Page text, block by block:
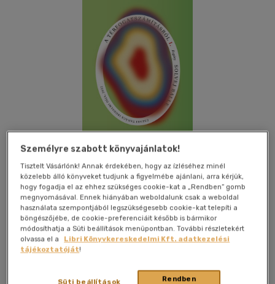
Kívánságlistához adom Megosztom
Park Könyvkiadó|2025|magyar nyelvű|füles, kartonált
176 oldal
Személyre szabott könyvajánlatok!
Tisztelt Vásárlónk! Annak érdekében, hogy az ízléséhez minél
közelebb álló könyveket tudjunk a figyelmébe ajánlani, arra kérjük,
hogy fogadja el az ehhez szükséges cookie-kat a „Rendben” gomb
megnyomásával. Ennek hiányában weboldalunk csak a weboldal
használata szempontjából legszükségesebb cookie-kat telepíti a
böngészőjébe, de cookie-preferenciáit később is bármikor
módosíthatja a Süti beállítások menüpontban. További részletekért
olvassa el a
Libri Könyvkereskedelmi Kft. adatkezelési
tájékoztatóját!
Rendben
Süti beállítások